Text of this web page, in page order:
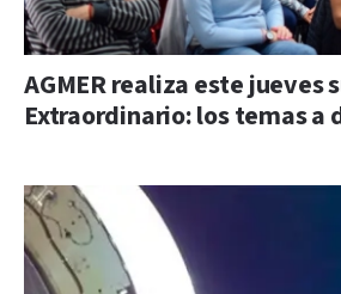
AGMER realiza este jueves
Extraordinario: los temas a